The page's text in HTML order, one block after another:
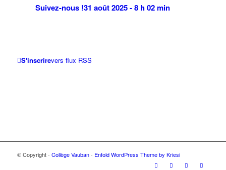
Suivez-nous !31 août 2025 - 8 h 02 min
S'inscrirevers flux RSS
© Copyright - Collège Vauban- Enfold WordPress Theme by Kriesi